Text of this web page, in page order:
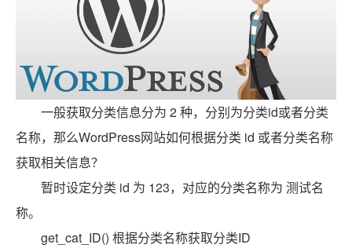
一般获取分类信息分为 2 种，分别为分类id或者分类
名称，那么WordPress网站如何根据分类 id 或者分类名称
获取相关信息？
暂时设定分类 id 为 123，对应的分类名称为 测试名
称。
get_cat_ID() 根据分类名称获取分类ID